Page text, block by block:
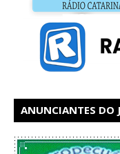
ANUNCIANTES DO